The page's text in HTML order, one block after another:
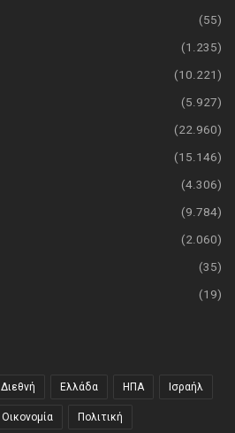
(55)
(1.235)
(10.221)
(5.927)
(22.960)
(15.146)
(4.306)
(9.784)
(2.060)
(35)
(19)
Διεθνή Ελλάδα ΗΠΑ Ισραήλ
Οικονομία Πολιτική